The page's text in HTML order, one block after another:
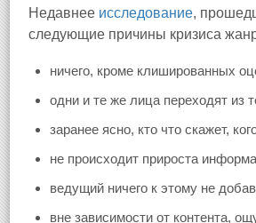
Недавнее исследование,
следующие причины кризиса
ничего, кроме клишированных
одни и те же лица переходят из
заранее ясно, кто что скажет,
не происходит прироста
ведущий ничего к этому не
вне зависимости от контента,